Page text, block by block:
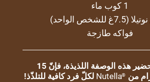
1 كوب ماء
فواكه طازجة
لتحضير هذه الوصفة اللذيذة، فإنّ 15
من ®
Nutella لكلّ فرد كافية للتلذّذ!